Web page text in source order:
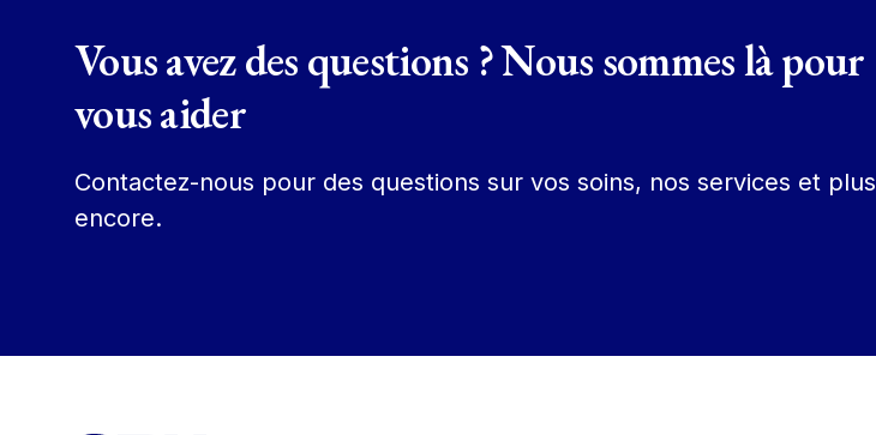
Vous avez des questions ? Nous sommes là pour
vous aider
Contactez-nous pour des questions sur vos soins, nos services et plus
encore.